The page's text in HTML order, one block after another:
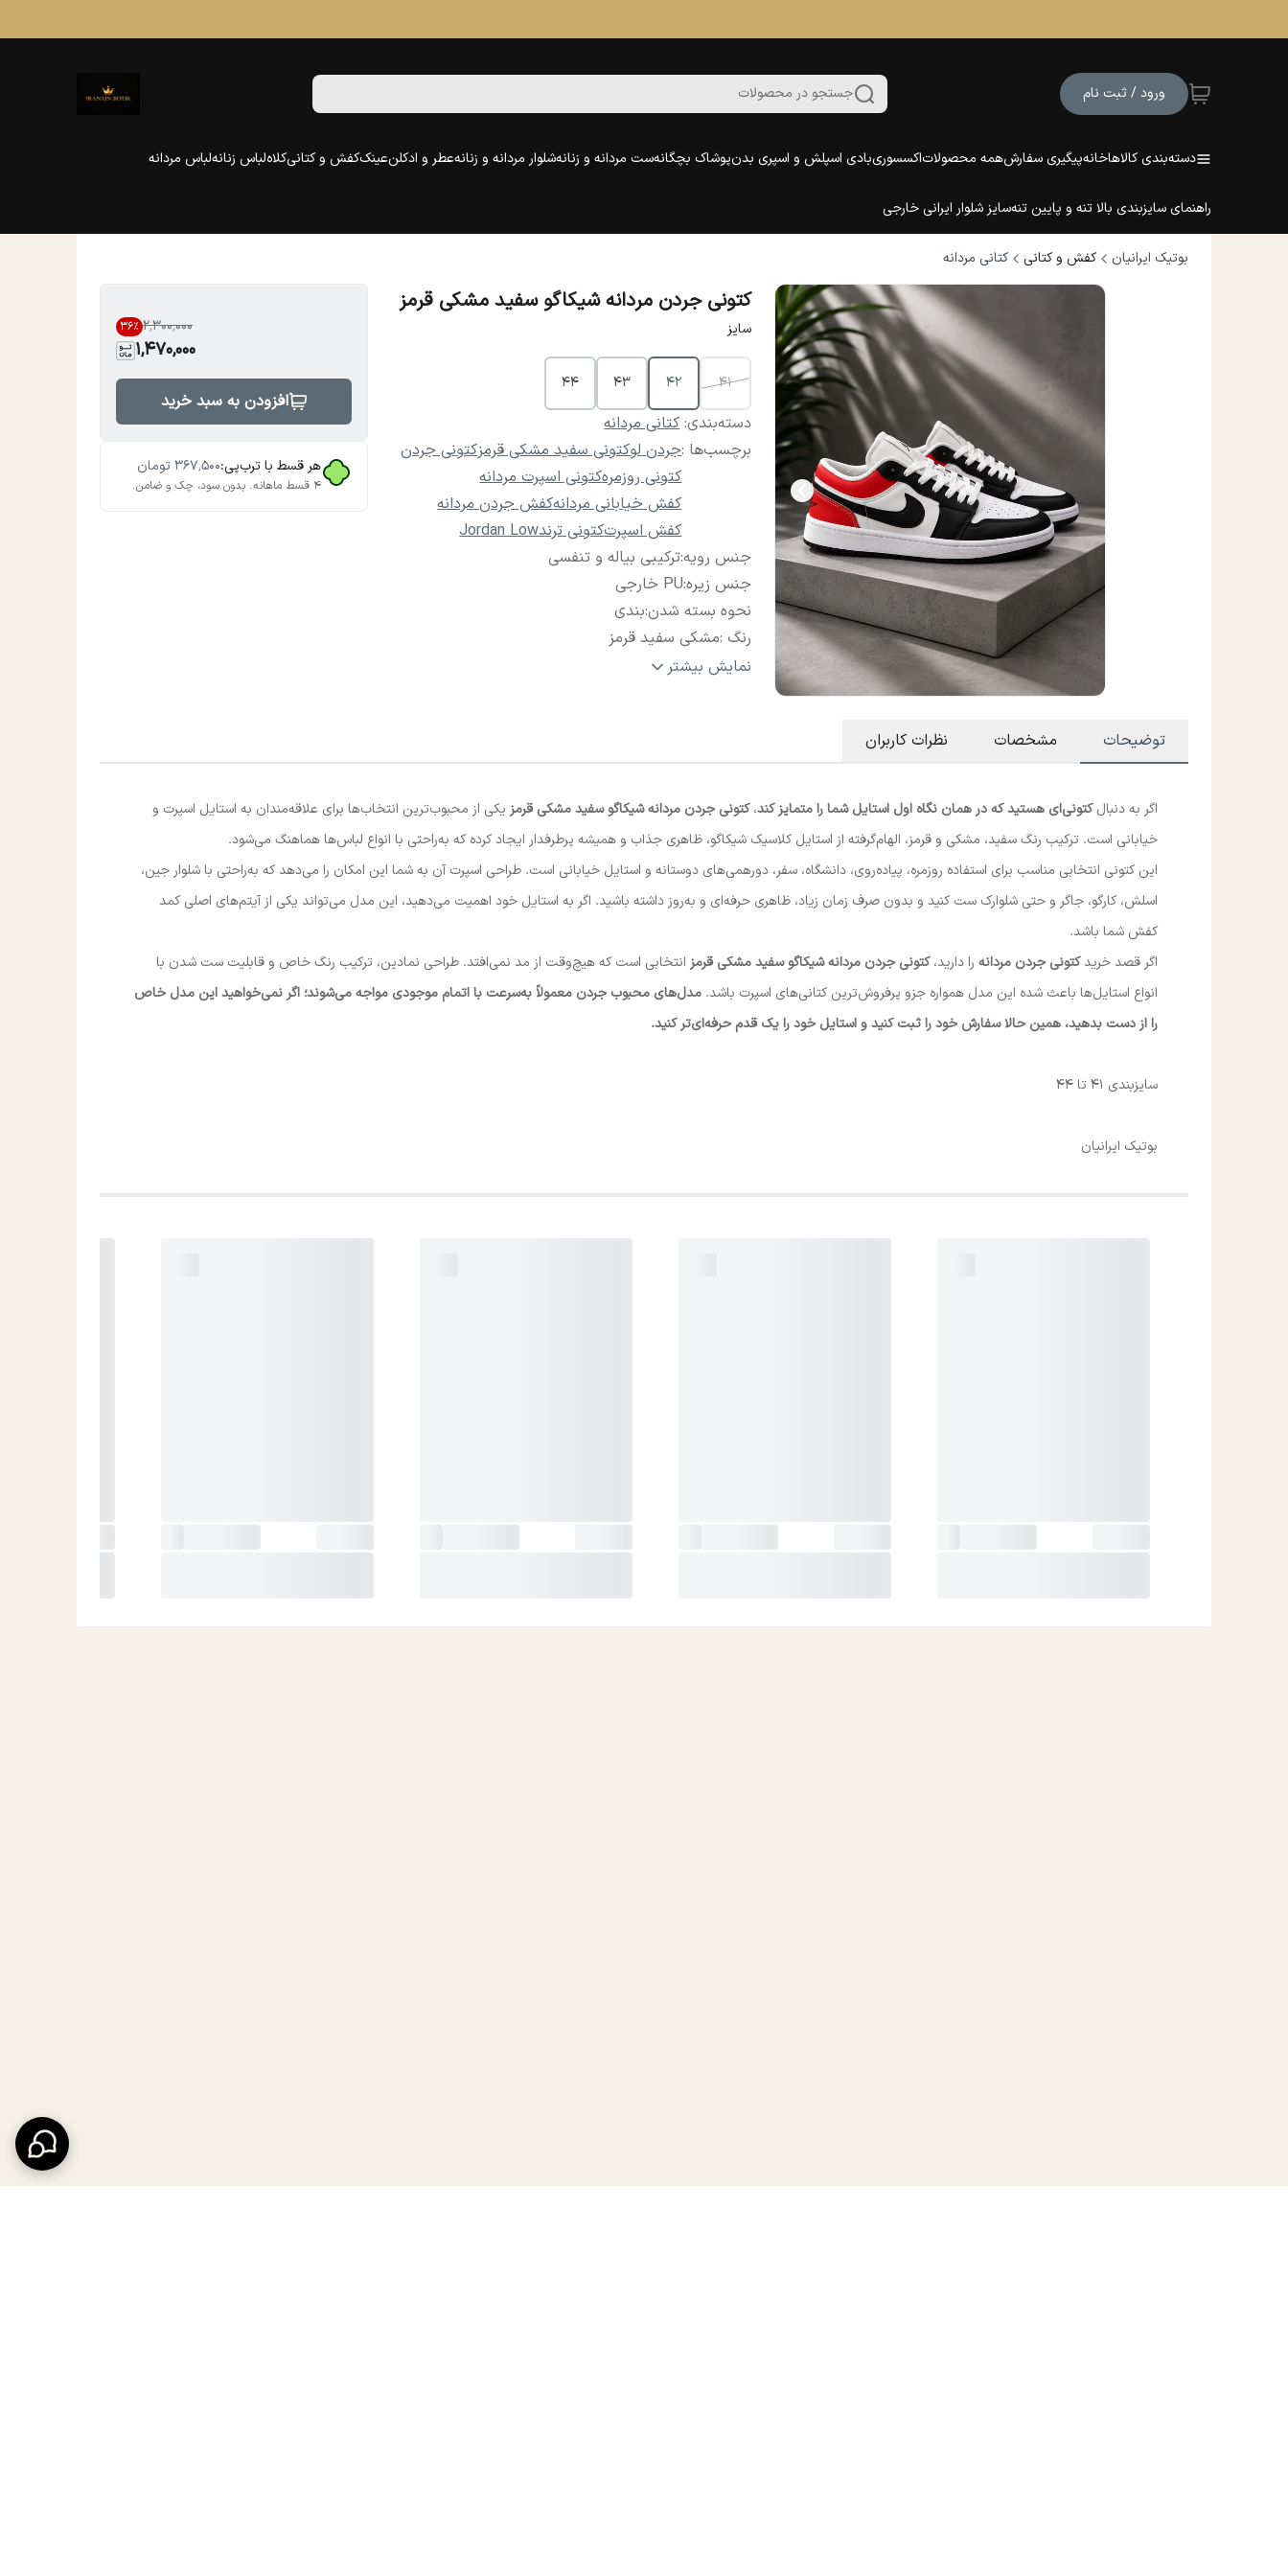
ورود / ثبت نام جستجو در محصولات
دسته‌بندی کالاهاخانهپیگیری سفارشهمه محصولاتاکسسوریبادی اسپلش و اسپری بدنپوشاک بچگانهست مردانه و زنانهشلوار مردانه و زنانهعطر و ادکلنعینککفش و کتانیکلاهلباس زنانهلباس مردانه
راهنمای سایزبندی بالا تنه و پایین تنهسایز شلوار ایرانی خارجی
بوتیک ایرانیان کفش و کتانی کتانی مردانه
کتونی جردن مردانه شیکاگو سفید مشکی قرمز
سایز
41
42
43
44
دسته‌بندی:کتانی مردانه
برچسب‌ها :جردن لوکتونی سفید مشکی قرمزکتونی جردن
کتونی روزمرهکتونی اسپرت مردانه
کفش خیابانی مردانهکفش جردن مردانه
کفش اسپرتکتونی ترندJordan Low
جنس رویه:ترکیبی بیاله و تنفسی
جنس زیره:PU خارجی
نحوه بسته شدن:بندی
رنگ :مشکی سفید قرمز
نحوه نگهداری واکس بی رنگ و روغن کفش نمایش بیشتر
۲٬۳۰۰٬۰۰۰ 36%
1,470,000
افزودن به سبد خرید
هر قسط با ترب‌پی:۳۶۷٬۵۰۰ تومان
۴ قسط ماهانه. بدون سود، چک و ضامن.
توضیحات مشخصات نظرات کاربران
اگر به دنبالکتونی‌ای هستید که در همان نگاه اول استایل شما را متمایز کند،کتونی جردن مردانه شیکاگو سفید مشکی قرمز یکی از محبوب‌ترین انتخاب‌ها برای علاقه‌مندان به استایل اسپرت و
خیابانی است. ترکیب رنگ سفید، مشکی و قرمز، الهام‌گرفته از استایل کلاسیک شیکاگو، ظاهری جذاب و همیشه پرطرفدار ایجاد کرده که به‌راحتی با انواع لباس‌ها هماهنگ می‌شود.
این کتونی انتخابی مناسب برای استفاده روزمره، پیاده‌روی، دانشگاه، سفر، دورهمی‌های دوستانه و استایل خیابانی است. طراحی اسپرت آن به شما این امکان را می‌دهد که به‌راحتی با شلوار جین،
اسلش، کارگو، جاگر و حتی شلوارک ست کنید و بدون صرف زمان زیاد، ظاهری حرفه‌ای و به‌روز داشته باشید. اگر به استایل خود اهمیت می‌دهید، این مدل می‌تواند یکی از آیتم‌های اصلی کمد
کفش شما باشد.
اگر قصد خریدکتونی جردن مردانه را دارید،کتونی جردن مردانه شیکاگو سفید مشکی قرمز انتخابی است که هیچ‌وقت از مد نمی‌افتد. طراحی نمادین، ترکیب رنگ خاص و قابلیت ست شدن با
انواع استایل‌ها باعث شده این مدل همواره جزو پرفروش‌ترین کتانی‌های اسپرت باشد. مدل‌های محبوب جردن معمولاً به‌سرعت با اتمام موجودی مواجه می‌شوند؛ اگر نمی‌خواهید این مدل خاص
را از دست بدهید، همین حالا سفارش خود را ثبت کنید و استایل خود را یک قدم حرفه‌ای‌تر کنید.
سایزبندی 41 تا 44
بوتیک ایرانیان